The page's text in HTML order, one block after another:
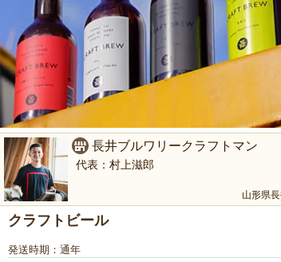
長井ブルワリークラフトマン
山形県
代表：村上滋郎
クラフトビール
発送時期：通年